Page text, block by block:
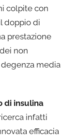
colpite con
doppio di
prestazione
non
degenza media
di insulina
infatti
efficacia